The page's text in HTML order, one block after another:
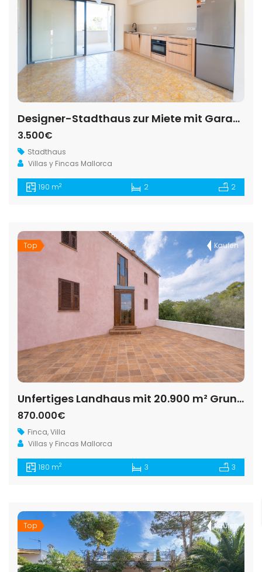
Designer-Stadthaus zur Miete mit Garage und Aufzug nahe der Plaza Mayor von Santanyí
3.500€
Stadthaus
Villas y Fincas Mallorca
190 m2 2 2
Top Kaufen
Unfertiges Landhaus mit 20.900 m² Grundstück nahe Ses Salines
870.000€
Finca,Villa
Villas y Fincas Mallorca
180 m2 3 3
Top Kaufen